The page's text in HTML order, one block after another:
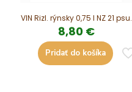
VIN Rizl. rýnsky 0,75 l NZ 21 psu.
8,80 €
Pridať do košíka